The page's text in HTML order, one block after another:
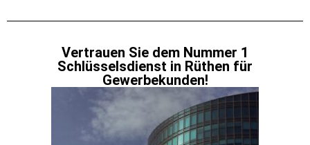
Vertrauen Sie dem Nummer 1
Schlüsselsdienst in Rüthen für
Gewerbekunden!